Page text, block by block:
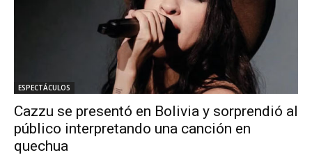
ESPECTÁCULOS
Cazzu se presentó en Bolivia y sorprendió al
público interpretando una canción en
quechua